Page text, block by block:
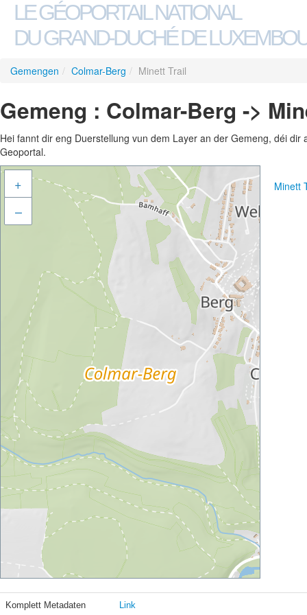
LE GÉOPORTAIL NATIONAL
DU GRAND-DUCHÉ DE
Gemengen / Colmar-Berg / Minett Trail
Gemeng : Colmar-Berg ->
Hei fannt dir eng Duerstellung vun dem Layer an der Gemeng, déi
Geoportal.
+
–
Minett
Komplett Metadaten Link